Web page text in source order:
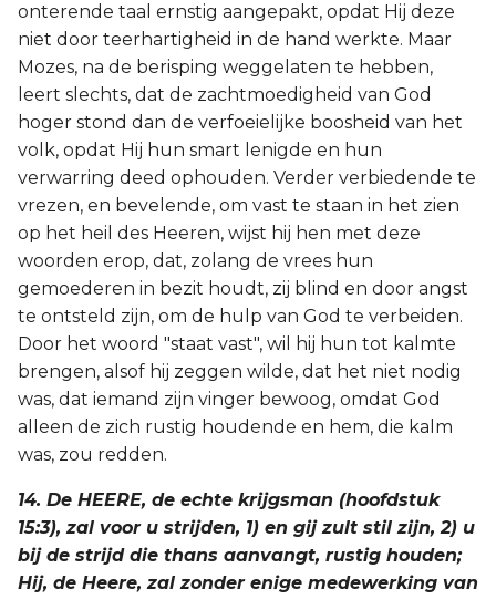
onterende taal ernstig aangepakt, opdat Hij deze
niet door teerhartigheid in de hand werkte. Maar
Mozes, na de berisping weggelaten te hebben,
leert slechts, dat de zachtmoedigheid van God
hoger stond dan de verfoeielijke boosheid van het
volk, opdat Hij hun smart lenigde en hun
verwarring deed ophouden. Verder verbiedende te
vrezen, en bevelende, om vast te staan in het zien
op het heil des Heeren, wijst hij hen met deze
woorden erop, dat, zolang de vrees hun
gemoederen in bezit houdt, zij blind en door angst
te ontsteld zijn, om de hulp van God te verbeiden.
Door het woord "staat vast", wil hij hun tot kalmte
brengen, alsof hij zeggen wilde, dat het niet nodig
was, dat iemand zijn vinger bewoog, omdat God
alleen de zich rustig houdende en hem, die kalm
was, zou redden.
14. De HEERE, de echte krijgsman (hoofdstuk
15:3), zal voor u strijden, 1) en gij zult stil zijn, 2) u
bij de strijd die thans aanvangt, rustig houden;
Hij, de Heere, zal zonder enige medewerking van